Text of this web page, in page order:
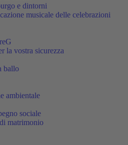
e dintorni
musicale delle celebrazioni
la vostra sicurezza
ballo
ambientale
sociale
matrimonio